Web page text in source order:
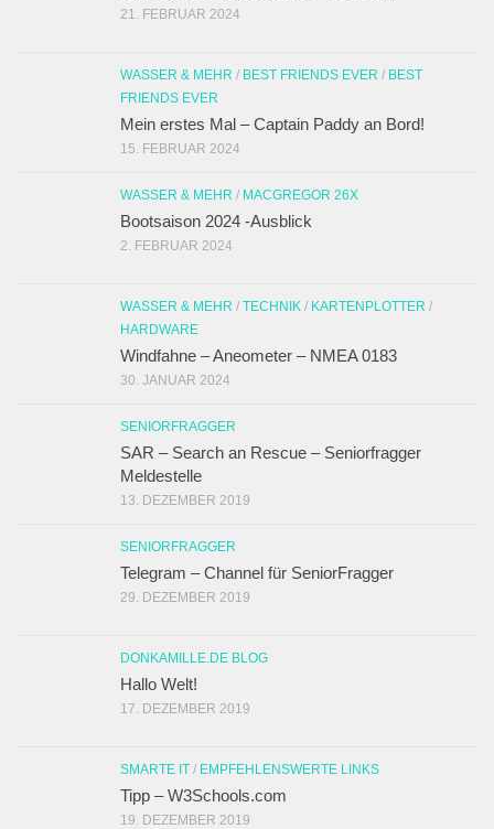
21. FEBRUAR 2024
WASSER & MEHR / BEST FRIENDS EVER / BEST
FRIENDS EVER
Mein erstes Mal – Captain Paddy an Bord!
15. FEBRUAR 2024
WASSER & MEHR / MACGREGOR 26X
Bootsaison 2024 -Ausblick
2. FEBRUAR 2024
WASSER & MEHR / TECHNIK / KARTENPLOTTER /
HARDWARE
Windfahne – Aneometer – NMEA 0183
30. JANUAR 2024
SENIORFRAGGER
SAR – Search an Rescue – Seniorfragger
Meldestelle
13. DEZEMBER 2019
SENIORFRAGGER
Telegram – Channel für SeniorFragger
29. DEZEMBER 2019
DONKAMILLE.DE BLOG
Hallo Welt!
17. DEZEMBER 2019
SMARTE IT / EMPFEHLENSWERTE LINKS
Tipp – W3Schools.com
19. DEZEMBER 2019